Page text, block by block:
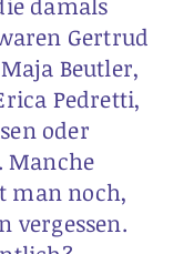
Gertrud
Beutler,
Pedretti,
oder
Manche
man noch,
vergessen.